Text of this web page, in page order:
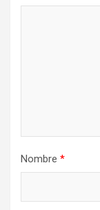
Nombre *